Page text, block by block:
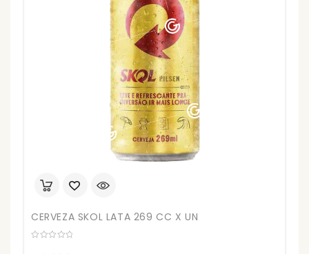
CERVEZA SKOL LATA 269 CC X UN